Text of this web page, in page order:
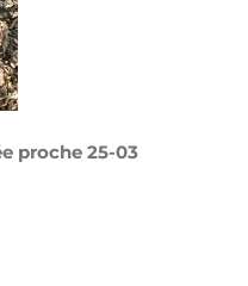
proche 25-03